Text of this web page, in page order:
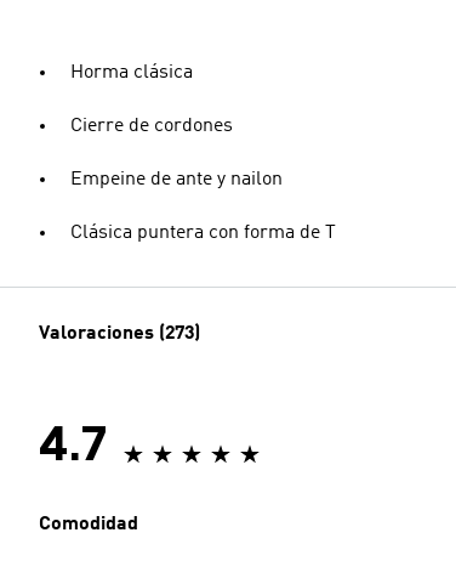
Horma clásica
Cierre de cordones
Empeine de ante y nailon
Clásica puntera con forma de T
Valoraciones (273)
4.7
Comodidad